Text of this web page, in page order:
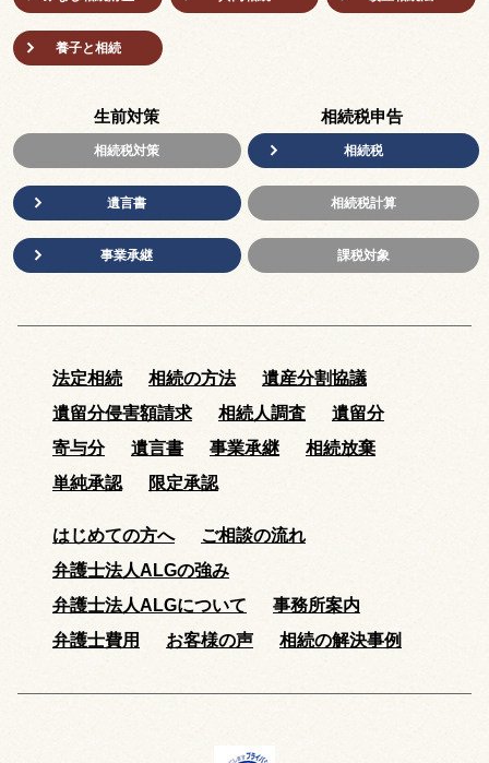
養子と相続
生前対策
相続税対策
遺言書
事業承継
相続税申告
相続税
相続税計算
課税対象
法定相続 相続の方法
遺産分割協議
遺留分侵害額請求
相続人調査
遺留分
寄与分
遺言書 事業承継
相続放棄
単純承認
限定承認
はじめての方へ
ご相談の流れ
弁護士法人ALGの強み
弁護士法人ALGについて
事務所案内
弁護士費用
お客様の声 相続の解決事例